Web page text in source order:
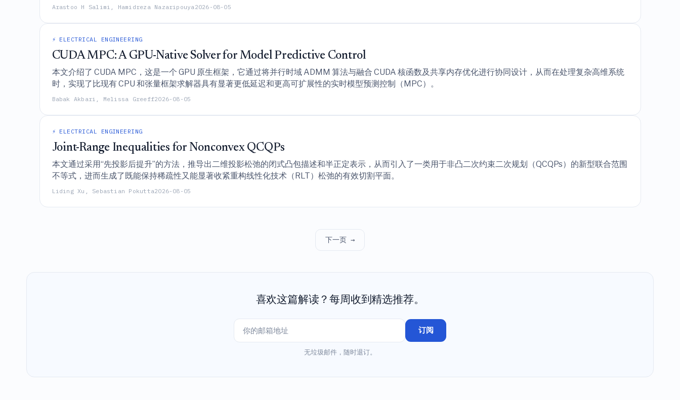
Arastoo H Salimi, Hamidreza Nazaripouya 2026-08-05
⚡ ELECTRICAL ENGINEERING
CUDA MPC: A GPU-Native Solver for Model Predictive Control
本文介绍了 CUDA MPC，这是一个 GPU 原生框架，它通过将并行时域 ADMM 算法与融合 CUDA 核函数及共享内存优化进行协同设计，从而在处理复杂高维系统
时，实现了比现有 CPU 和张量框架求解器具有显著更低延迟和更高可扩展性的实时模型预测控制（MPC）。
Babak Akbari, Melissa Greeff2026-08-05
⚡ ELECTRICAL ENGINEERING
Joint-Range Inequalities for Nonconvex QCQPs
本文通过采用“先投影后提升”的方法，推导出二维投影松弛的闭式凸包描述和半正定表示，从而引入了一类用于非凸二次约束二次规划（QCQPs）的新型联合范围
不等式，进而生成了既能保持稀疏性又能显著收紧重构线性化技术（RLT）松弛的有效切割平面。
Liding Xu, Sebastian Pokutta2026-08-05
下一页 →
喜欢这篇解读？每周收到精选推荐。
订阅
无垃圾邮件，随时退订。